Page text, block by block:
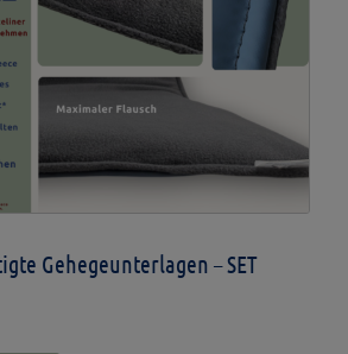
Gehegeunterlagen – SET